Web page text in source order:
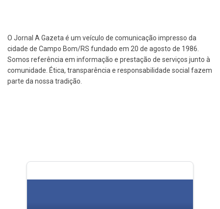
O Jornal A Gazeta é um veículo de comunicação impresso da
cidade de Campo Bom/RS fundado em 20 de agosto de 1986.
Somos referência em informação e prestação de serviços junto à
comunidade. Ética, transparência e responsabilidade social fazem
parte da nossa tradição.